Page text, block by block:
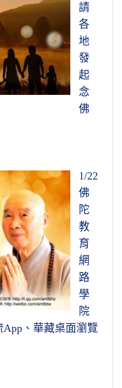
請
各
地
發
起
念
佛
1/22
佛
陀
教
育
網
路
學
院
App、華藏桌面瀏覽